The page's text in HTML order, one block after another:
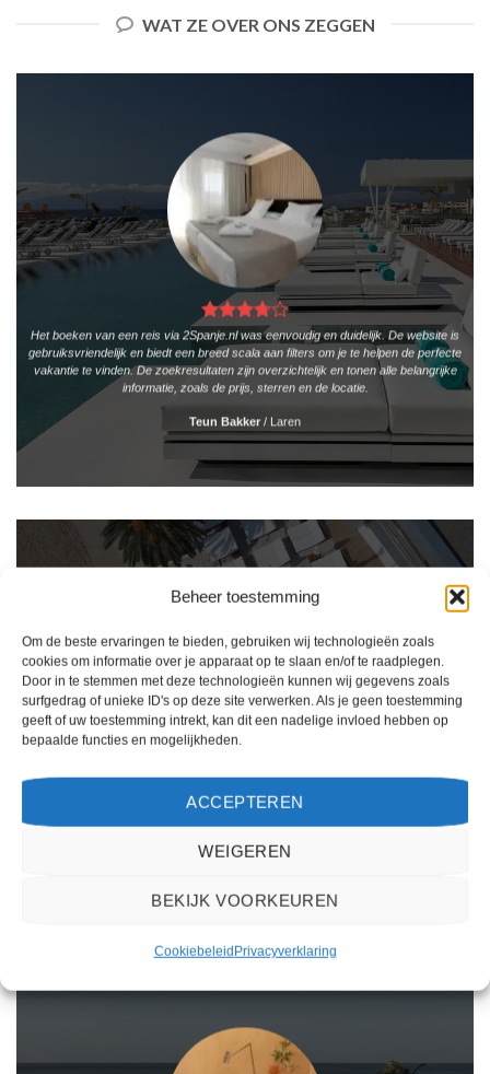
Beheer toestemming
Om de beste ervaringen te bieden, gebruiken wij technologieën zoals
cookies om informatie over je apparaat op te slaan en/of te raadplegen.
Door in te stemmen met deze technologieën kunnen wij gegevens zoals
surfgedrag of unieke ID's op deze site verwerken. Als je geen toestemming
geeft of uw toestemming intrekt, kan dit een nadelige invloed hebben op
bepaalde functies en mogelijkheden.
ACCEPTEREN
WEIGEREN
BEKIJK VOORKEUREN
CookiebeleidPrivacyverklaring
WAT ZE OVER ONS ZEGGEN
Het boeken van een reis via 2Spanje.nl was eenvoudig en duidelijk. De website is
gebruiksvriendelijk en biedt een breed scala aan filters om je te helpen de perfecte
vakantie te vinden. De zoekresultaten zijn overzichtelijk en tonen alle belangrijke
informatie, zoals de prijs, sterren en de locatie.
Teun Bakker / Laren
eenvoudig, de klantenservice was behulpzaam en de prijs was scherp. Ik zou deze
website zeker aanbevelen aan anderen die op zoek zijn naar een reis naar Spanje.
Kiki Kampen /Maastricht